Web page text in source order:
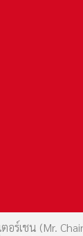
อร์เชน (Mr.